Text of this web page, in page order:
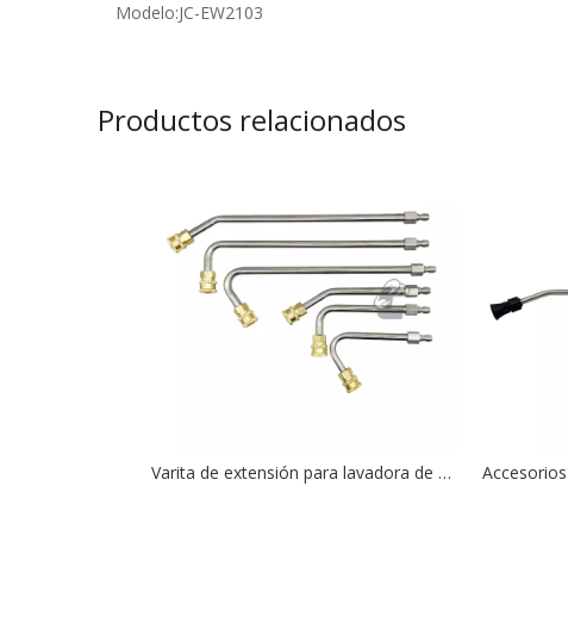
Modelo:JC-EW2103
Productos relacionados
Varita de extensión para lavadora de alta presión, 4000 PSI, kit de varilla curvada de 30°,90°,120°, conexión rápida de 1/4''